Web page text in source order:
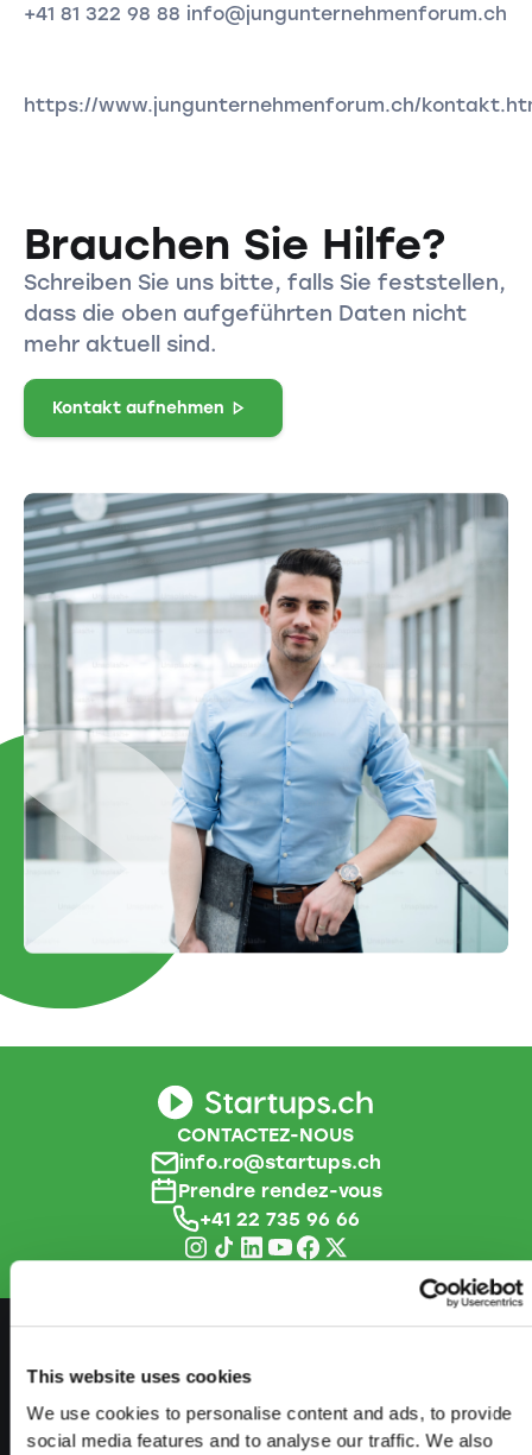
This website uses cookies
We use cookies to personalise content and ads, to provide
social media features and to analyse our traffic. We also
+41 81 322 98 88 info@jungunternehmenforum.ch
https://www.jungunternehmenforum.ch/
Brauchen Sie Hilfe?
Schreiben Sie uns bitte, falls Sie feststellen,
dass die oben aufgeführten Daten nicht
mehr aktuell sind.
Kontakt aufnehmen
CONTACTEZ-NOUS
info.ro@startups.ch
Prendre rendez-vous
+41 22 735 96 66
SE PRÉPARER
Guide de l'indépendance